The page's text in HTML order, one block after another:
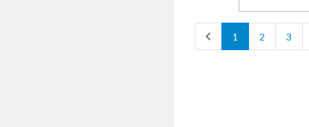
chevron_left 1 2 3